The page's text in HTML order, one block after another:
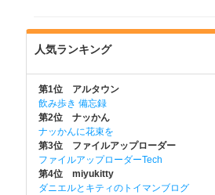
人気ランキング
第1位 アルタウン
飲み歩き 備忘録
第2位 ナッかん
ナッかんに花束を
第3位 ファイルアップローダー
ファイルアップローダーTech
第4位 miyukitty
ダニエルとキティのトイマンブログ